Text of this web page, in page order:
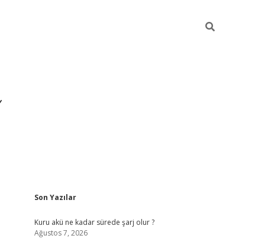
Sidebar
Son Yazılar
Kuru akü ne kadar sürede şarj olur ?
Ağustos 7, 2026